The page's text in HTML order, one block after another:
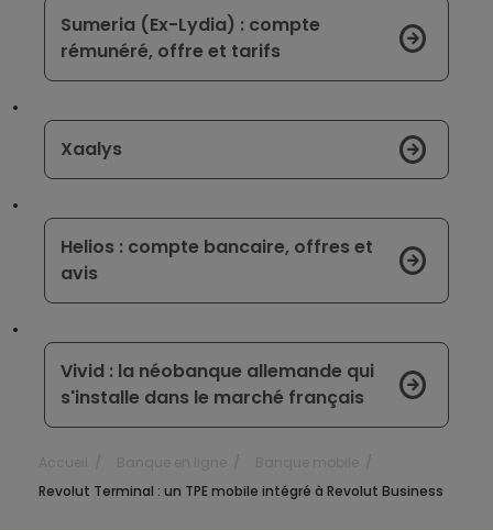
Sumeria (Ex-Lydia) : compte
rémunéré, offre et tarifs
Xaalys
Helios : compte bancaire, offres et
avis
Vivid : la néobanque allemande qui
s'installe dans le marché français
Revolut Terminal : un TPE mobile intégré à Revolut Business